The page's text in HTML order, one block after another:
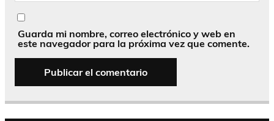
Guarda mi nombre, correo electrónico y web en
este navegador para la próxima vez que comente.